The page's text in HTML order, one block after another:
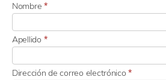
Nombre*
Apellido *
Dirección de correo electrónico*